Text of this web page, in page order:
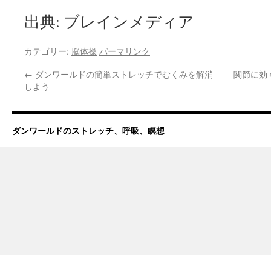
出典: ブレインメディア
カテゴリー: 脳体操 パーマリンク
← ダンワールドの簡単ストレッチでむくみを解消
しよう
関節に効
ダンワールドのストレッチ、呼吸、瞑想